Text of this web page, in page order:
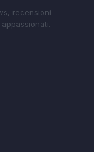
recensioni